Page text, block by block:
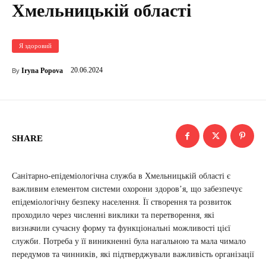
Хмельницькій області
Я здоровий
By Iryna Popova 20.06.2024
SHARE
Санітарно-епідеміологічна служба в Хмельницькій області є
важливим елементом системи охорони здоров’я, що забезпечує
епідеміологічну безпеку населення. Її створення та розвиток
проходило через численні виклики та перетворення, які
визначили сучасну форму та функціональні можливості цієї
служби. Потреба у її виникненні була нагальною та мала чимало
передумов та чинників, які підтверджували важливість організації